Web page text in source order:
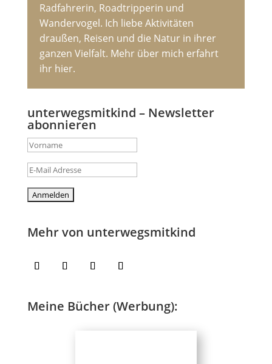
Radfahrerin, Roadtripperin und
Wandervogel. Ich liebe Aktivitäten
draußen, Reisen und die Natur in ihrer
ganzen Vielfalt. Mehr über mich erfahrt
ihr hier.
unterwegsmitkind – Newsletter
abonnieren
Mehr von unterwegsmitkind
Meine Bücher (Werbung):